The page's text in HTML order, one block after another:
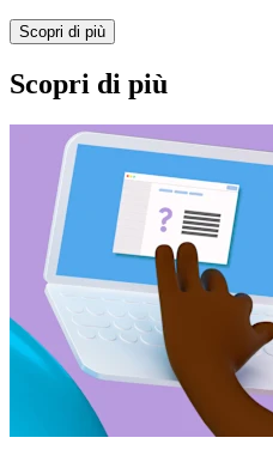
Scopri di più
Scopri di più